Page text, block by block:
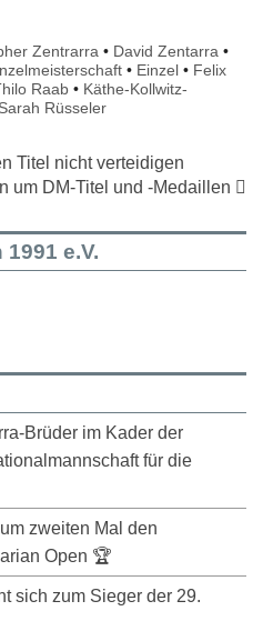
Zentrarra • David Zentarra •
• Einzel • Felix
Raab • Käthe-Kollwitz-
Sarah Rüsseler
Titel nicht verteidigen
um DM-Titel und -Medaillen
e.V.
Brüder im Kader der
für die
zweiten Mal den
Open 🏆
sich zum Sieger der 29.